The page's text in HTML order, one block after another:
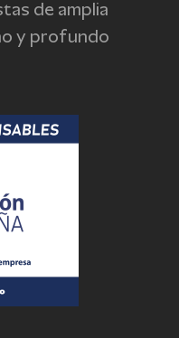
de amplia
y profundo